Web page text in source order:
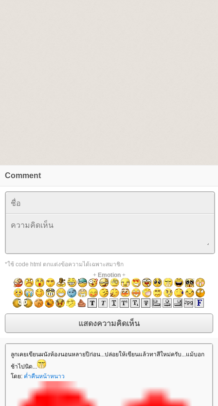
Comment
*ใช้ code html ตกแต่งข้อความได้เฉพาะสมาชิก
+ Emotion+
ลูกเคยเขียนผนังห้องนอนหลายปีก่อน...ปล่อยให้เขียนแล้วทาสีใหม่ครับ...แม้บอก
ช้าไปนิด...
ดย: ค่ำคืนหน้าหนาว